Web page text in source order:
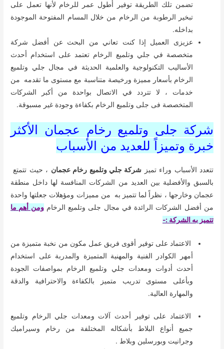
تضمن تلك الطريقة توفير أطول عمر للرخام لأنها تعمل على
تبخير الرطوبة من الرخام من خلال المسام المفتوحة الموجودة
بداخله.
عزيزى العميل إذا كنت تعاني من البحث عن أفضل شركة
متخصصة في جلي وتلميع الرخام تعتمد على استخدام أحدث
الأساليب التكنولوجية والعلمية الحديثة في مجال جلي وتلميع
الرخام بأسعار مميزة ورخيصة متناسبة مع مستوى ما تقدمه من
خدمات ، لا تتردد في الاتصال بواحدة من أكبر الشركات
المتخصصة فى جلى وتلميع الرخام بكفاءة وجودة غير مسبوقة.
شركة جلى وتلميع رخام عجمان الأكثر
خبرة وتميزاً للعديد من الأسباب
تتعدد الأسباب وراء تميز شركة جلي وتلميع رخام عجمان ، حيث تتمتع
بالسبق والأفضلية بين العديد من الشركات المنافسة لها داخل منطقة
عجمان وخارجها ، نظراً لما تتميز به من مميزات ومؤهلات جعلتها واحدة
من أفضل الشركات الرائدة في مجال جلى وتلميع الرخامومن أهم ما
تتميز به الشركة :-
الاعتماد على توفير أقوى فريق عمل مكون من نخبة متميزة من
أمهر الكوادر الفنية والمهنية المتميزة والمدربة على استخدام
أحدث أدوات ومعدات جلي وتلميع الرخام بمواصفات الجودة
وبأعلى مستوى تدريب متميز بالكفاءة والاحترافية والدقة
والمهارة العالية.
الاعتماد على توفير أحدث آلات ومعدات جلي الرخام وتلميع
جميع أنواع البلاط بأشكاله المختلفة من رخام وسيراميك
وجرانيت وبورسلين وبلاط .